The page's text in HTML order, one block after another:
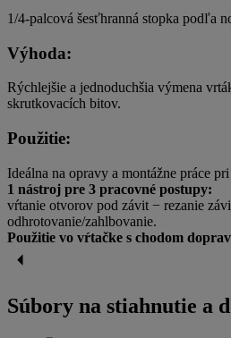
1/4-palcová šesťhranná stopka podľa
Výhoda:
Rýchlejšie a jednoduchšia výmena
skrutkovacích bitov.
Použitie:
Ideálna na opravy a montážne práce
1 nástroj pre 3 pracovné postupy:
vŕtanie otvorov pod závit − rezanie
odhrotovanie/zahlbovanie.
Použitie vo vŕtačke s chodom
Súbory na stiahnutie a